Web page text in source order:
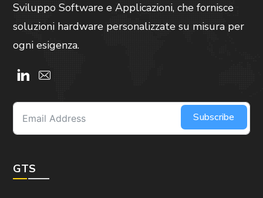
Sviluppo Software e Applicazioni, che fornisce
soluzioni hardware personalizzate su misura per
ogni esigenza.
Subscribe
GTS